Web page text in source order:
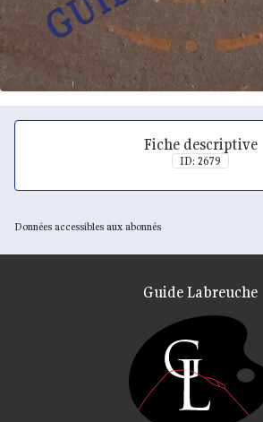
Fiche descriptive
ID: 2679
Données accessibles aux abonnés
Guide Labreuche